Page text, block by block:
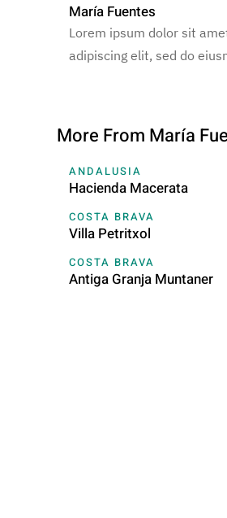
María Fuentes
Lorem ipsum dolor sit
adipiscing elit, sed do
More From María
ANDALUSIA
Hacienda Macerata
COSTA BRAVA
Villa Petritxol
COSTA BRAVA
Antiga Granja Muntaner